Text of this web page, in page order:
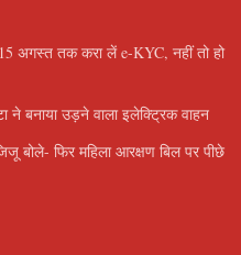
अगस्त तक करा लें e-KYC, नहीं तो हो
ने बनाया उड़ने वाला इलेक्ट्रिक वाहन
बोले- फिर महिला आरक्षण बिल पर पीछे